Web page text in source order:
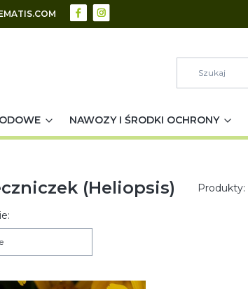
NAWOZY I ŚRODKI OCHRONY
(Heliopsis) Produkty: